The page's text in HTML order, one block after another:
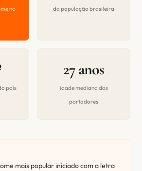
no
da população brasileira
país
27 anos
idade mediana dos
portadores
mais popular iniciado com a letra